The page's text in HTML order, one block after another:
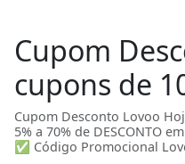
Cupom
cupons de
Cupom Desconto Lovoo
5% a 70% de DESCONTO
✅ Código Promocional